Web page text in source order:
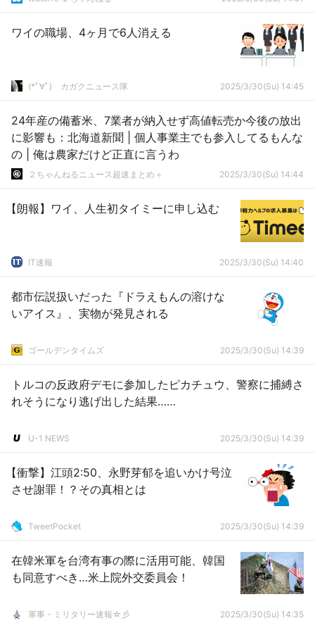
ワイの職場、4ヶ月で6人消える
(*ﾟ∀ﾟ)ゞカガクニュース隊 2025/3/30(Su) 14:45
24年産の備蓄米、7業者が納入せず高値転売か今後の放出
に影響も：北海道新聞 | 個人事業主でも参入してるもんな
の | 俺は農家だけど正直に言うわ
２ちゃんねるニュース超速まとめ＋ 2025/3/30(Su) 14:44
【朗報】ワイ、人生初タイミーに申し込む
IT速報 2025/3/30(Su) 14:40
都市伝説扱いだった『ドラえもんの溶けな
いアイス』、実物が発見される
ゴールデンタイムズ 2025/3/30(Su) 14:39
トルコの反政府デモに参加したピカチュウ、警察に捕縛さ
れそうになり逃げ出した結果……
U-1 NEWS 2025/3/30(Su) 14:39
【衝撃】江頭2:50、永野芽郁を追いかけ号泣
させ謝罪！？その真相とは
TweetPocket 2025/3/30(Su) 14:39
在韓米軍を台湾有事の際に活用可能、韓国
も同意すべき…米上院外交委員会！
軍事・ミリタリー速報☆彡 2025/3/30(Su) 14:35